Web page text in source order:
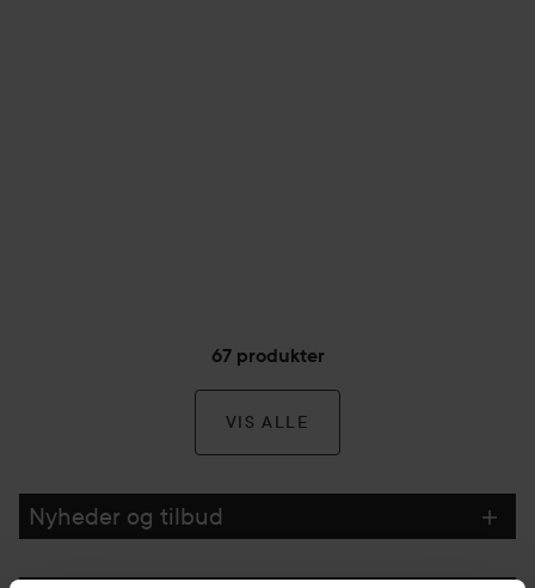
67 produkter
VIS ALLE
Nyheder og tilbud